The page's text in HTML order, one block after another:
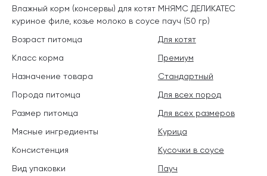
Влажный корм (консервы) для котят МНЯМС ДЕЛИКАТЕС
куриное филе, козье молоко в соусе пауч (50 гр)
Возраст питомца
Для котят
Класс корма
Премиум
Назначение товара
Стандартный
Порода питомца
Для всех пород
Размер питомца
Для всех размеров
Мясные ингредиенты
Курица
Консистенция
Кусочки в соусе
Вид упаковки
Пауч